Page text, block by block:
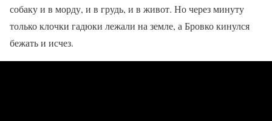
собаку и в морду, и в грудь, и в живот. Но через минуту
только клочки гадюки лежали на земле, а Бровко кинулся
бежать и исчез.